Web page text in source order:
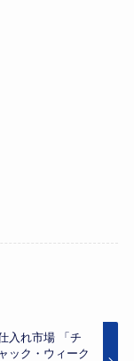
入れ市場 「チ
ック・ウィーク